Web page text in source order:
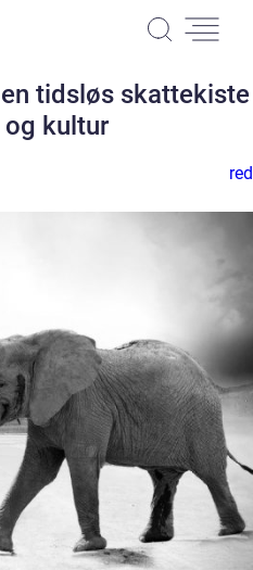
tidsløs
og kultur